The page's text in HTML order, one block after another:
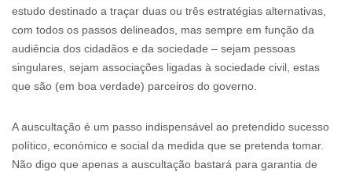
estudo destinado a traçar duas ou três estratégias alternativas,
com todos os passos delineados, mas sempre em função da
audiência dos cidadãos e da sociedade – sejam pessoas
singulares, sejam associações ligadas à sociedade civil, estas
que são (em boa verdade) parceiros do governo.
A auscultação é um passo indispensável ao pretendido sucesso
político, económico e social da medida que se pretenda tomar.
Não digo que apenas a auscultação bastará para garantia de